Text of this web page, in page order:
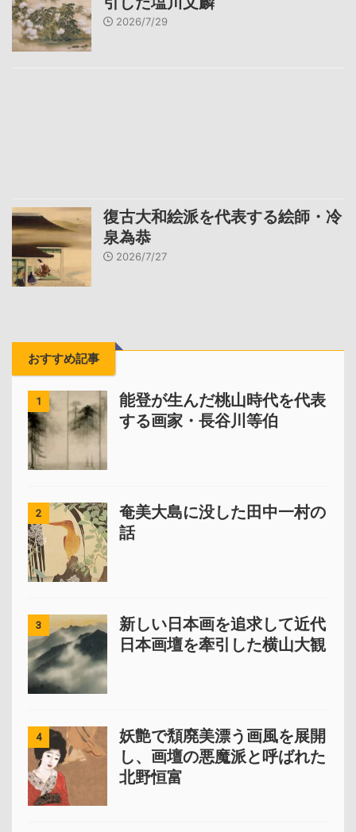
2026/7/29
復古大和絵派を代表する絵師・冷
泉為恭
2026/7/27
おすすめ記事
1
能登が生んだ桃山時代を代表
する画家・長谷川等伯
2
奄美大島に没した田中一村の
話
3
新しい日本画を追求して近代
日本画壇を牽引した横山大観
4
妖艶で頽廃美漂う画風を展開
し、画壇の悪魔派と呼ばれた
北野恒富